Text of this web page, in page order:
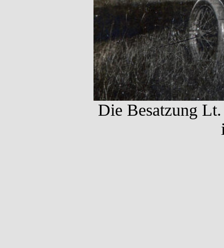
Die Besatzung